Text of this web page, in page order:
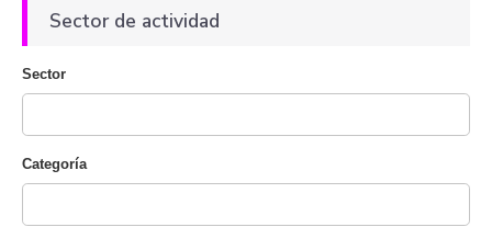
Sector de actividad
Sector
Categoría